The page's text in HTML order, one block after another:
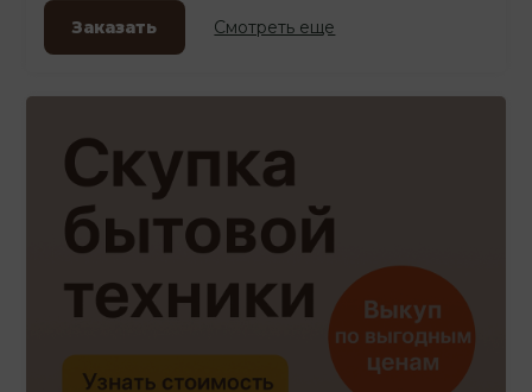
Заказать Смотреть еще